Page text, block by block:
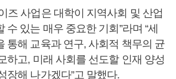
즈 사업은 대학이 지역사회 및 산업
수 있는 매우 중요한 기회”라며 “세
통해 교육과 연구, 사회적 책무의 균
하고, 미래 사회를 선도할 인재 양성
장해 나가겠다”고 말했다.